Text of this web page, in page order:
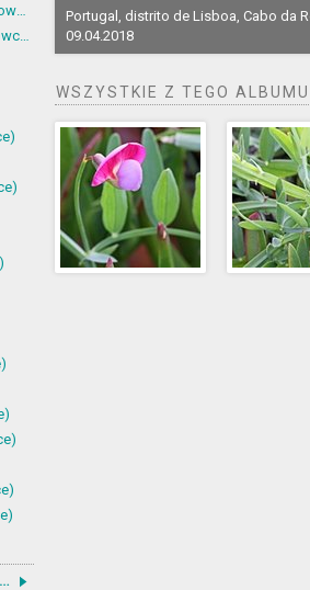
Boraginales (ogórecznikowce)
Caryophyllales (goździkowce)
Okrytonasienne jednoliścienne
Portugal, distrito de Lisboa, Cabo da
09.04.2018
WSZYSTKIE Z TEGO ALBUMU